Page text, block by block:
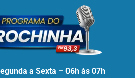
a Sexta – 06h às 07h